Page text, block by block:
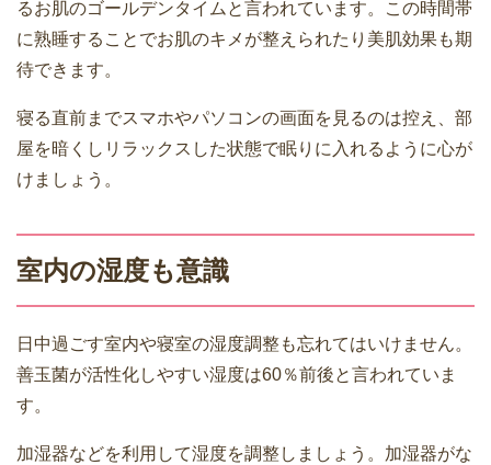
るお肌のゴールデンタイムと言われています。この時間帯
に熟睡することでお肌のキメが整えられたり美肌効果も期
待できます。
寝る直前までスマホやパソコンの画面を見るのは控え、部
屋を暗くしリラックスした状態で眠りに入れるように心が
けましょう。
室内の湿度も意識
日中過ごす室内や寝室の湿度調整も忘れてはいけません。
善玉菌が活性化しやすい湿度は60％前後と言われていま
す。
加湿器などを利用して湿度を調整しましょう。加湿器がな